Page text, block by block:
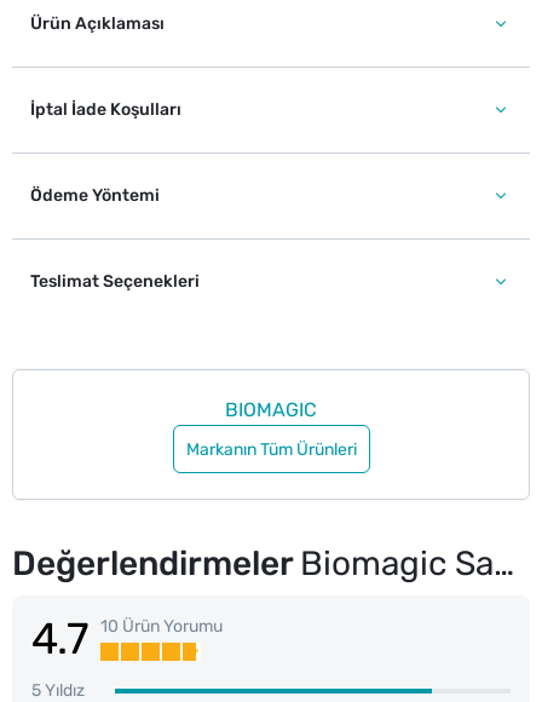
Ürün Açıklaması
İptal İade Koşulları
Ödeme Yöntemi
Teslimat Seçenekleri
BIOMAGIC
Markanın Tüm Ürünleri
Değerlendirmeler Biomagic Saç Boyası Yoğun Küllü Koyu Kumral No: 6.11
4.7 10 Ürün Yorumu
5 Yıldız